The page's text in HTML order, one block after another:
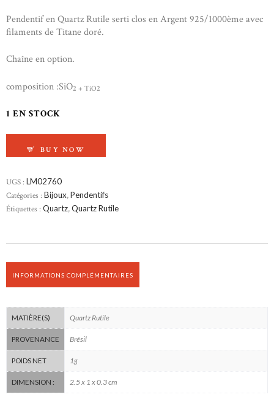
Pendentif en Quartz Rutile serti clos en Argent 925/1000ème avec
filaments de Titane doré.
Chaîne en option.
composition :SiO2 + TiO2
1 EN STOCK
BUY NOW
UGS : LM02760
Catégories : Bijoux,Pendentifs
Étiquettes : Quartz,Quartz Rutile
INFORMATIONS COMPLÉMENTAIRES
MATIÈRE(S) Quartz Rutile
PROVENANCE Brésil
POIDS NET 1g
DIMENSION : 2.5 x 1 x 0.3 cm